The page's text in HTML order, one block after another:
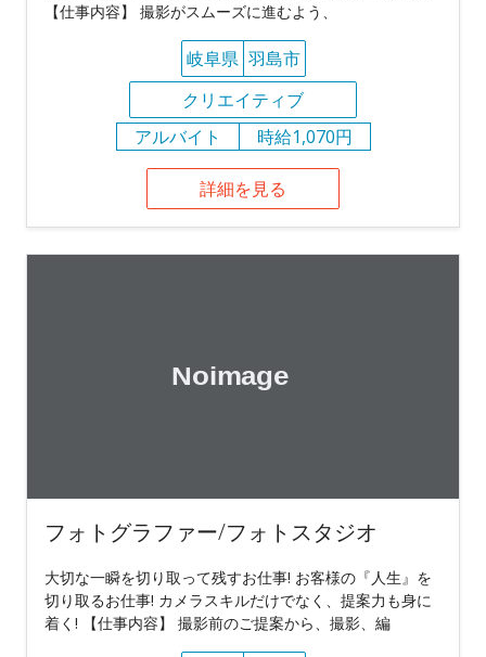
【仕事内容】 撮影がスムーズに進むよう、
岐阜県 羽島市
クリエイティブ
アルバイト
時給1,070円
詳細を見る
フォトグラファー/フォトスタジオ
大切な一瞬を切り取って残すお仕事! お客様の『人生』を
切り取るお仕事! カメラスキルだけでなく、提案力も身に
着く! 【仕事内容】 撮影前のご提案から、撮影、編